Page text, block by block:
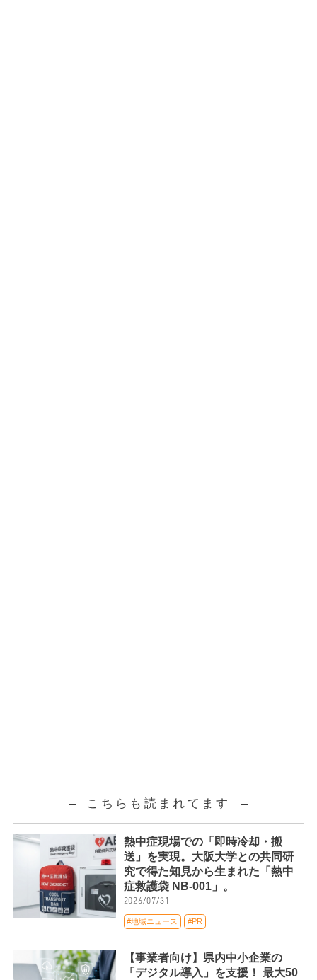
こちらも読まれてます
熱中症現場での「即時冷却・搬
送」を実現。大阪大学との共同研
究で得た知見から生まれた「熱中
症救護袋 NB-001」。
2026/07/31
#地域ニュース #PR
【事業者向け】県内中小企業の
「デジタル導入」を支援！ 最大50